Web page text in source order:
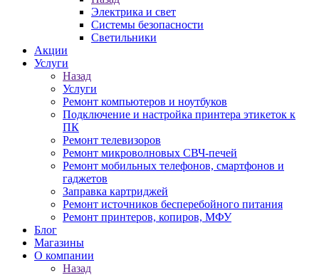
Электрика и свет
Системы безопасности
Светильники
Акции
Услуги
Назад
Услуги
Ремонт компьютеров и ноутбуков
Подключение и настройка принтера этикеток к
ПК
Ремонт телевизоров
Ремонт микроволновых СВЧ-печей
Ремонт мобильных телефонов, смартфонов и
гаджетов
Заправка картриджей
Ремонт источников бесперебойного питания
Ремонт принтеров, копиров, МФУ
Блог
Магазины
О компании
Назад